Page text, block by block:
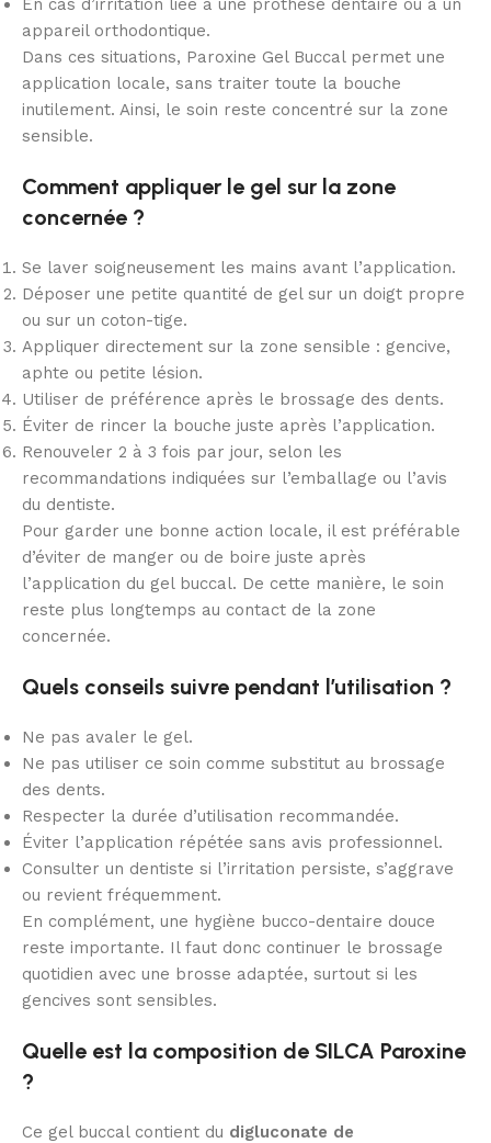
En cas d’irritation liée à une prothèse dentaire ou à un
appareil orthodontique.
Dans ces situations, Paroxine Gel Buccal permet une
application locale, sans traiter toute la bouche
inutilement. Ainsi, le soin reste concentré sur la zone
sensible.
Comment appliquer le gel sur la zone
concernée ?
Se laver soigneusement les mains avant l’application.
Déposer une petite quantité de gel sur un doigt propre
ou sur un coton-tige.
Appliquer directement sur la zone sensible : gencive,
aphte ou petite lésion.
Utiliser de préférence après le brossage des dents.
Éviter de rincer la bouche juste après l’application.
Renouveler 2 à 3 fois par jour, selon les
recommandations indiquées sur l’emballage ou l’avis
du dentiste.
Pour garder une bonne action locale, il est préférable
d’éviter de manger ou de boire juste après
l’application du gel buccal. De cette manière, le soin
reste plus longtemps au contact de la zone
concernée.
Quels conseils suivre pendant l’utilisation ?
Ne pas avaler le gel.
Ne pas utiliser ce soin comme substitut au brossage
des dents.
Respecter la durée d’utilisation recommandée.
Éviter l’application répétée sans avis professionnel.
Consulter un dentiste si l’irritation persiste, s’aggrave
ou revient fréquemment.
En complément, une hygiène bucco-dentaire douce
reste importante. Il faut donc continuer le brossage
quotidien avec une brosse adaptée, surtout si les
gencives sont sensibles.
Quelle est la composition de SILCA Paroxine
?
Ce gel buccal contient du digluconate de